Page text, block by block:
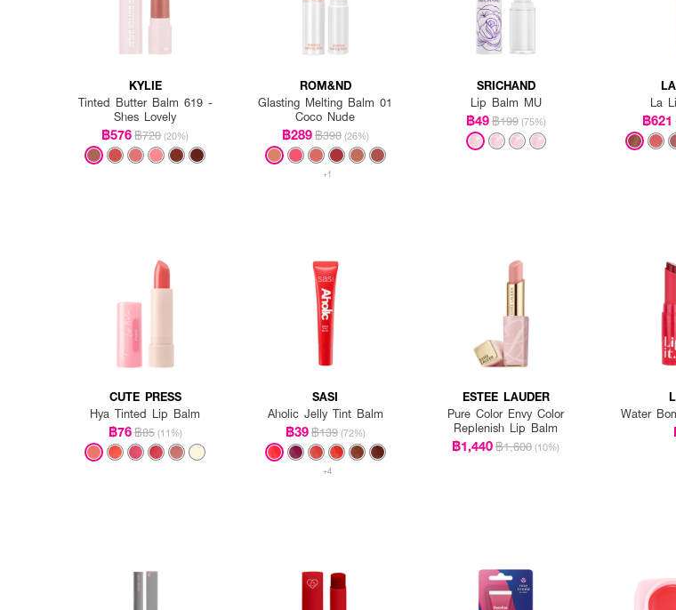
KYLIE
Tinted Butter Balm 619 -
Shes Lovely
฿576฿720 (20%)
ROM&ND
Glasting Melting Balm 01
Coco Nude
฿289฿390 (26%)
+1
SRICHAND
Lip Balm MU
฿49฿199 (75%)
La
฿621
CUTE PRESS
Hya Tinted Lip Balm
฿76฿85 (11%)
SASI
Aholic Jelly Tint Balm
฿39฿139 (72%)
+4
ESTEE LAUDER
Pure Color Envy Color
Replenish Lip Balm
฿1,440฿1,600 (10%)
Water